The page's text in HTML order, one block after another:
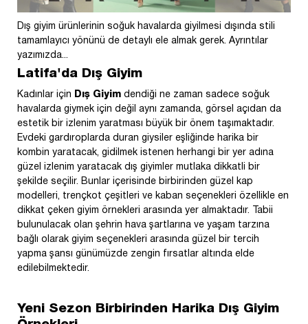
Dış giyim ürünlerinin soğuk havalarda giyilmesi dışında stili
tamamlayıcı yönünü de detaylı ele almak gerek. Ayrıntılar
yazımızda...
Latifa'da Dış Giyim
Kadınlar için Dış Giyim dendiği ne zaman sadece soğuk
havalarda giymek için değil aynı zamanda, görsel açıdan da
estetik bir izlenim yaratması büyük bir önem taşımaktadır.
Evdeki gardıroplarda duran giysiler eşliğinde harika bir
kombin yaratacak, gidilmek istenen herhangi bir yer adına
güzel izlenim yaratacak dış giyimler mutlaka dikkatli bir
şekilde seçilir. Bunlar içerisinde birbirinden güzel kap
modelleri, trençkot çeşitleri ve kaban seçenekleri özellikle en
dikkat çeken giyim örnekleri arasında yer almaktadır. Tabii
bulunulacak olan şehrin hava şartlarına ve yaşam tarzına
bağlı olarak giyim seçenekleri arasında güzel bir tercih
yapma şansı günümüzde zengin fırsatlar altında elde
edilebilmektedir.
Yeni Sezon Birbirinden Harika Dış Giyim